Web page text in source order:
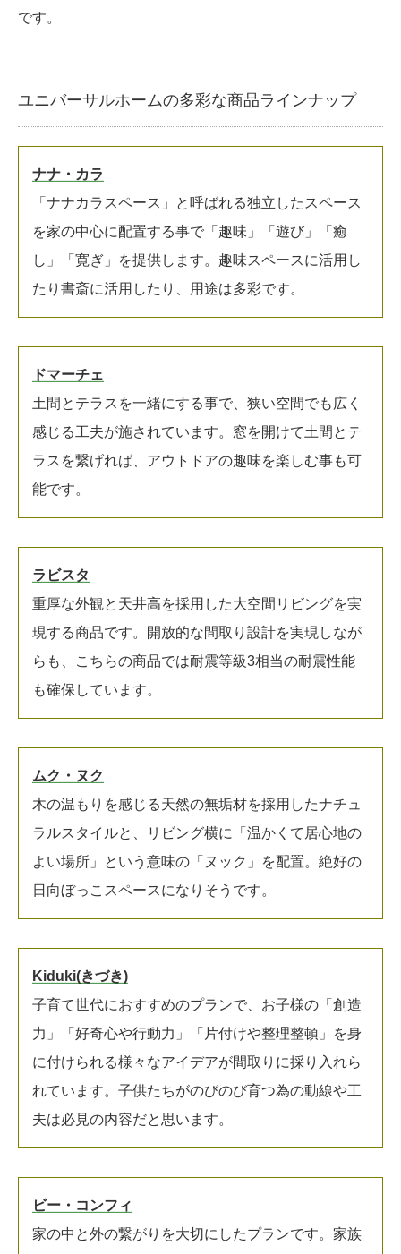
です。
ユニバーサルホームの多彩な商品ラインナップ
ナナ・カラ
「ナナカラスペース」と呼ばれる独立したスペース
を家の中心に配置する事で「趣味」「遊び」「癒
し」「寛ぎ」を提供します。趣味スペースに活用し
たり書斎に活用したり、用途は多彩です。
ドマーチェ
土間とテラスを一緒にする事で、狭い空間でも広く
感じる工夫が施されています。窓を開けて土間とテ
ラスを繋げれば、アウトドアの趣味を楽しむ事も可
能です。
ラビスタ
重厚な外観と天井高を採用した大空間リビングを実
現する商品です。開放的な間取り設計を実現しなが
らも、こちらの商品では耐震等級3相当の耐震性能
も確保しています。
ムク・ヌク
木の温もりを感じる天然の無垢材を採用したナチュ
ラルスタイルと、リビング横に「温かくて居心地の
よい場所」という意味の「ヌック」を配置。絶好の
日向ぼっこスペースになりそうです。
Kiduki(きづき)
子育て世代におすすめのプランで、お子様の「創造
力」「好奇心や行動力」「片付けや整理整頓」を身
に付けられる様々なアイデアが間取りに採り入れら
れています。子供たちがのびのび育つ為の動線や工
夫は必見の内容だと思います。
ビー・コンフィ
家の中と外の繋がりを大切にしたプランです。家族